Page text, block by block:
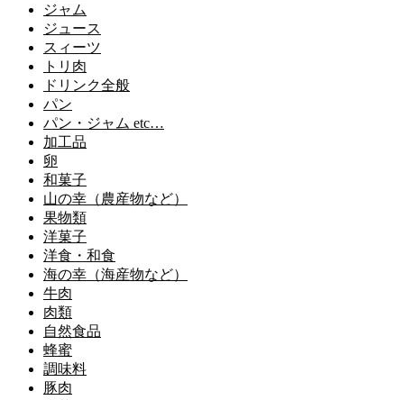
ジャム
ジュース
スィーツ
トリ肉
ドリンク全般
パン
パン・ジャム etc…
加工品
卵
和菓子
山の幸（農産物など）
果物類
洋菓子
洋食・和食
海の幸（海産物など）
牛肉
肉類
自然食品
蜂蜜
調味料
豚肉